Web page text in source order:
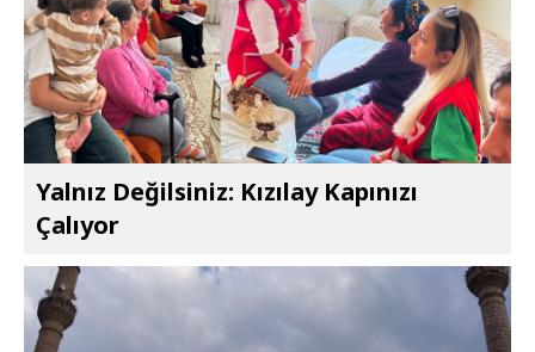
Yalnız Değilsiniz: Kızılay Kapınızı
Çalıyor